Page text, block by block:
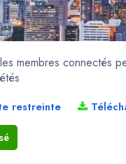
membres connectés
restreinte